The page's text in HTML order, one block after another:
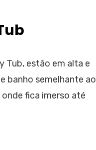
Tub, estão em alta e
banho semelhante ao
fica imerso até